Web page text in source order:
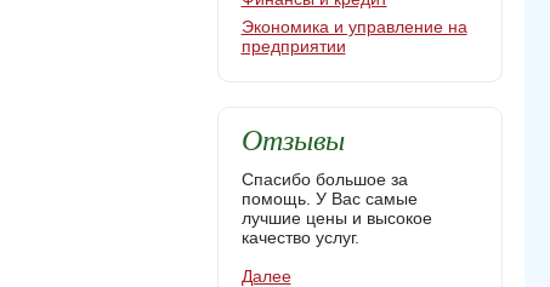
Экономика и управление на
предприятии
Отзывы
Спасибо большое за
помощь. У Вас самые
лучшие цены и высокое
качество услуг.
Далее